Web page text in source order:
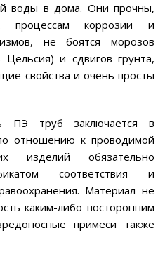
воды в дома. Они прочны,
процессам коррозии и
не боятся морозов
и сдвигов грунта,
свойства и очень просты
ПЭ труб заключается в
отношению к проводимой
обязательно
соответствия и
Материал не
каким-либо посторонним
примеси также